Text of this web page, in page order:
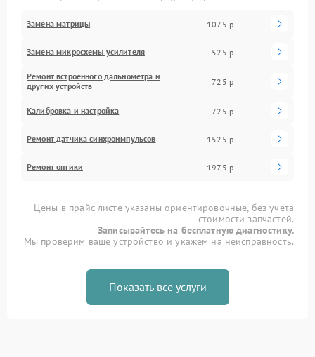
Замена матрицы 1075 р
Замена микросхемы усилителя 525 р
Ремонт встроенного дальнометра и
других устройств
725 р
Калибровка и настройка 725 р
Ремонт датчика синхроимпульсов 1525 р
Ремонт оптики 1975 р
Цены в прайс-листе указаны ориентировочные, без учета
стоимости запчастей.
Записывайтесь на бесплатную диагностику.
Мы проверим ваше устройство и укажем на неисправность.
Показать все услуги